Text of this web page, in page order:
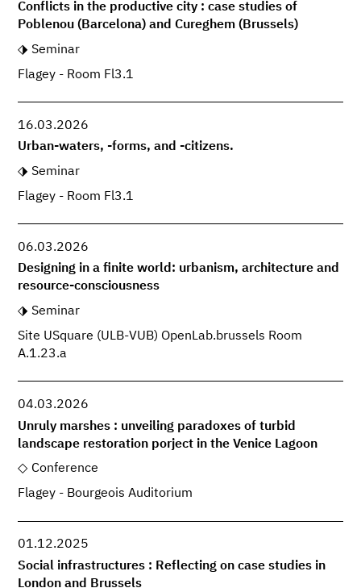
Conflicts in the productive city : case studies of
Poblenou (Barcelona) and Cureghem (Brussels)
Seminar
Flagey - Room Fl3.1
16.03.2026
Urban-waters, -forms, and -citizens.
Seminar
Flagey - Room Fl3.1
06.03.2026
Designing in a finite world: urbanism, architecture and
resource-consciousness
Seminar
Site USquare (ULB-VUB) OpenLab.brussels Room
A.1.23.a
04.03.2026
Unruly marshes : unveiling paradoxes of turbid
landscape restoration porject in the Venice Lagoon
Conference
Flagey - Bourgeois Auditorium
01.12.2025
Social infrastructures : Reflecting on case studies in
London and Brussels